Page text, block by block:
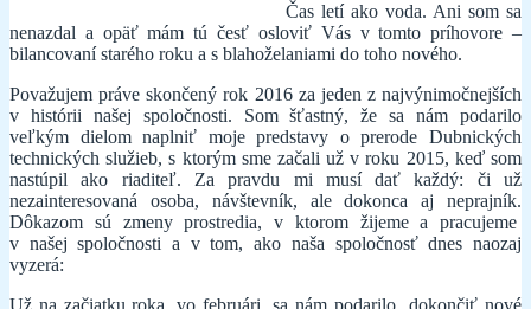
Čas letí ako voda. Ani som sa
nenazdal a opäť mám tú česť osloviť Vás v tomto príhovore –
bilancovaní starého roku a s blahoželaniami do toho nového.
Považujem práve skončený rok 2016 za jeden z najvýnimočnejších
v histórii našej spoločnosti. Som šťastný, že sa nám podarilo
veľkým dielom naplniť moje predstavy o prerode Dubnických
technických služieb, s ktorým sme začali už v roku 2015, keď som
nastúpil ako riaditeľ. Za pravdu mi musí dať každý: či už
nezainteresovaná osoba, návštevník, ale dokonca aj neprajník.
Dôkazom sú zmeny prostredia, v ktorom žijeme a pracujeme
v našej spoločnosti a v tom, ako naša spoločnosť dnes naozaj
vyzerá:
Už na začiatku roka, vo februári, sa nám podarilo dokončiť nové